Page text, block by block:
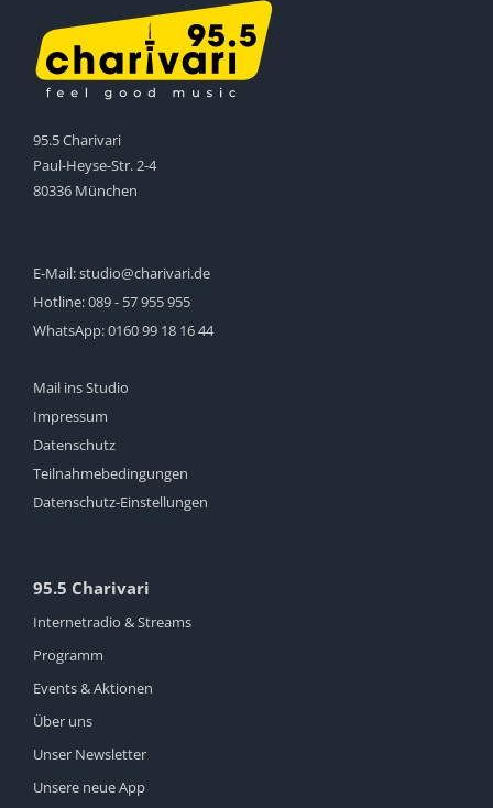
95.5 Charivari
Paul-Heyse-Str. 2-4
80336 München
E-Mail:studio@charivari.de
Hotline:089 - 57 955 955
WhatsApp:0160 99 18 16 44
Mail ins Studio
Impressum
Datenschutz
Teilnahmebedingungen
Datenschutz-Einstellungen
95.5 Charivari
Internetradio & Streams
Programm
Events & Aktionen
Über uns
Unser Newsletter
Unsere neue App